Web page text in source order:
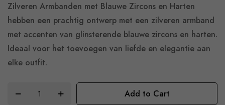
gallery
Zilveren Armbanden met Blauwe Zircons en Harten
hebben een prachtig ontwerp met een zilveren armband
met accenten van glinsterende blauwe zircons en harten.
Ideaal voor het toevoegen van liefde en elegantie aan
elke outfit.
Add to Cart